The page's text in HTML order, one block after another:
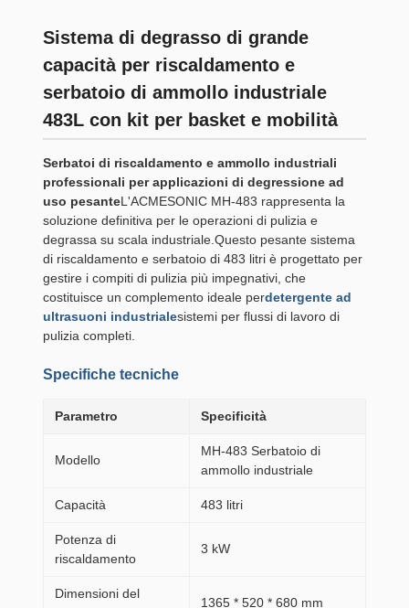
Sistema di degrasso di grande
capacità per riscaldamento e
serbatoio di ammollo industriale
483L con kit per basket e mobilità
Serbatoi di riscaldamento e ammollo industriali
professionali per applicazioni di degressione ad
uso pesanteL'ACMESONIC MH-483 rappresenta la
soluzione definitiva per le operazioni di pulizia e
degrassa su scala industriale.Questo pesante sistema
di riscaldamento e serbatoio di 483 litri è progettato per
gestire i compiti di pulizia più impegnativi, che
costituisce un complemento ideale perdetergente ad
ultrasuoni industrialesistemi per flussi di lavoro di
pulizia completi.
Specifiche tecniche
Parametro Specificità
Modello
MH-483 Serbatoio di
ammollo industriale
Capacità 483 litri
Potenza di
riscaldamento
3 kW
Dimensioni del
1365 * 520 * 680 mm